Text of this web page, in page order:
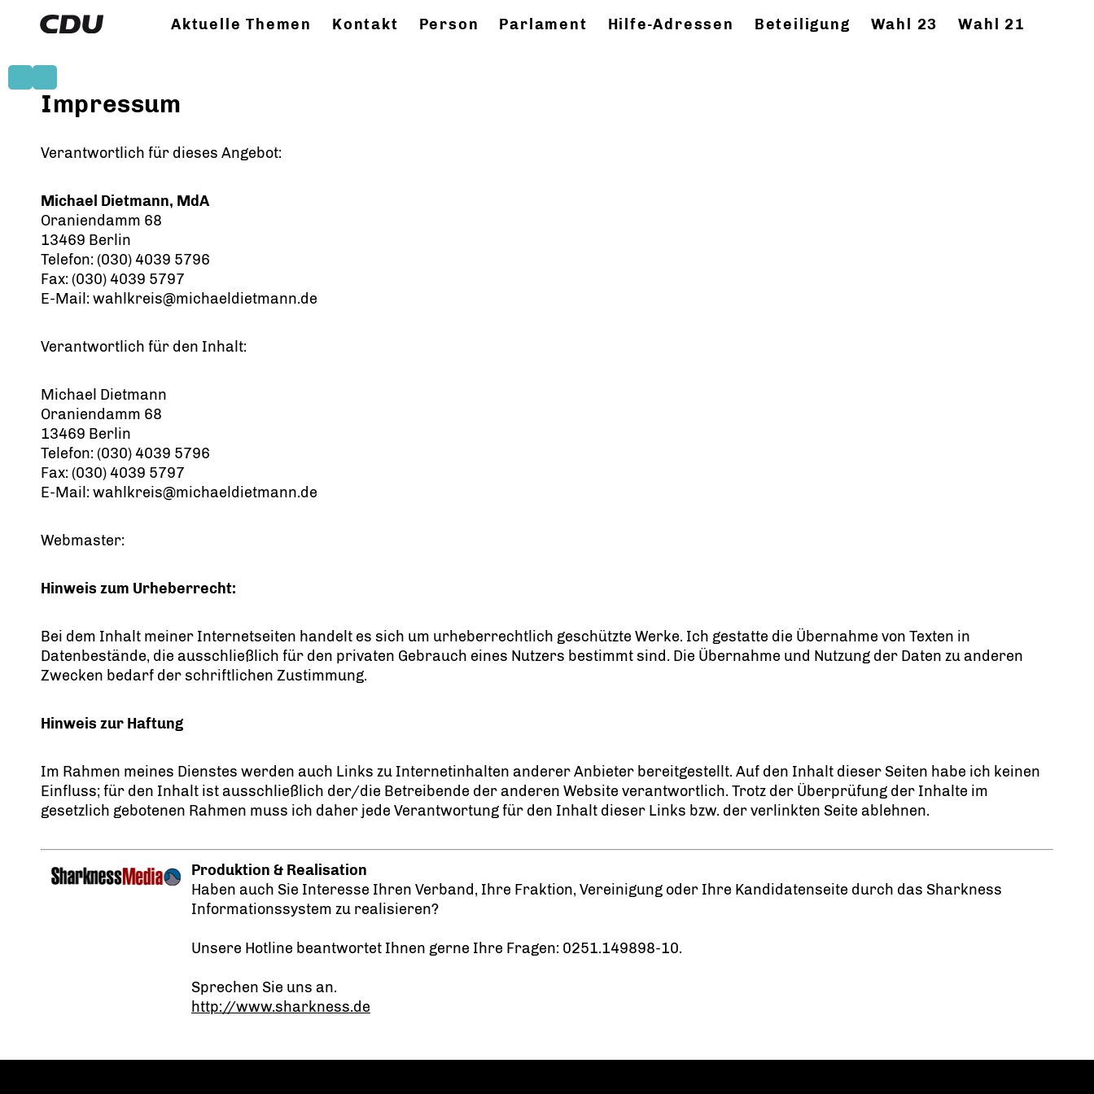
Aktuelle Themen Kontakt Person Parlament Hilfe-Adressen Beteiligung Wahl 23 Wahl 21
Impressum
Verantwortlich für dieses Angebot:
Michael Dietmann, MdA
Oraniendamm 68
13469 Berlin
Telefon: (030) 4039 5796
Fax: (030) 4039 5797
E-Mail: wahlkreis@michaeldietmann.de
Verantwortlich für den Inhalt:
Michael Dietmann
Oraniendamm 68
13469 Berlin
Telefon: (030) 4039 5796
Fax: (030) 4039 5797
E-Mail: wahlkreis@michaeldietmann.de
Webmaster:
Hinweis zum Urheberrecht:
Bei dem Inhalt meiner Internetseiten handelt es sich um urheberrechtlich geschützte Werke. Ich gestatte die Übernahme von Texten in
Datenbestände, die ausschließlich für den privaten Gebrauch eines Nutzers bestimmt sind. Die Übernahme und Nutzung der Daten zu anderen
Zwecken bedarf der schriftlichen Zustimmung.
Hinweis zur Haftung
Im Rahmen meines Dienstes werden auch Links zu Internetinhalten anderer Anbieter bereitgestellt. Auf den Inhalt dieser Seiten habe ich keinen
Einfluss; für den Inhalt ist ausschließlich der/die Betreibende der anderen Website verantwortlich. Trotz der Überprüfung der Inhalte im
gesetzlich gebotenen Rahmen muss ich daher jede Verantwortung für den Inhalt dieser Links bzw. der verlinkten Seite ablehnen.
Produktion & Realisation
Haben auch Sie Interesse Ihren Verband, Ihre Fraktion, Vereinigung oder Ihre Kandidatenseite durch das Sharkness
Informationssystem zu realisieren?
Unsere Hotline beantwortet Ihnen gerne Ihre Fragen: 0251.149898-10.
Sprechen Sie uns an.
http://www.sharkness.de